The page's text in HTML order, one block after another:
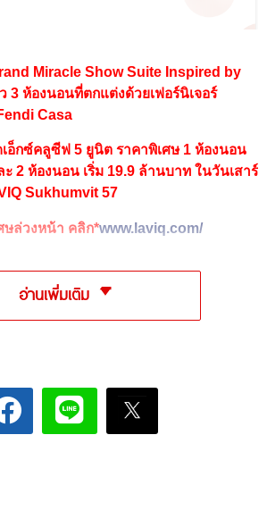
Miracle Show Suite Inspired by
3 ห้องนอนที่ตกแต่งด้วยเฟอร์นิเจอร์
Casa
อ็กซ์คลูซีฟ 5 ยูนิต ราคาพิเศษ 1 ห้องนอน
2 ห้องนอน เริ่ม 19.9 ล้านบาท ในวันเสาร์
Sukhumvit 57
ษล่วงหน้า คลิก*www.laviq.com/
อ่านเพิ่มเติม